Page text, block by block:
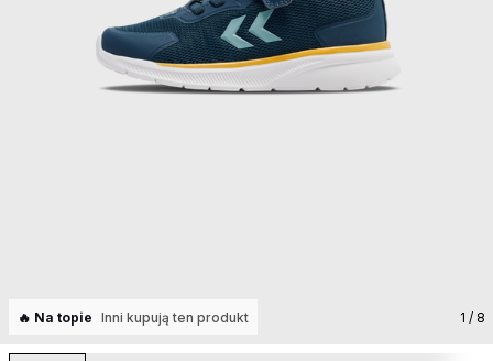
🔥 Na topie Inni kupują ten produkt 1 / 8